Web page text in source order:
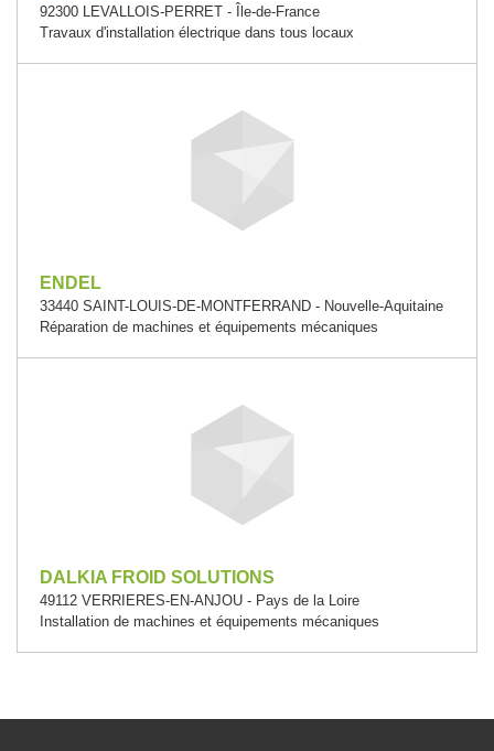
92300 LEVALLOIS-PERRET - Île-de-France
Travaux d'installation électrique dans tous locaux
ENDEL
33440 SAINT-LOUIS-DE-MONTFERRAND - Nouvelle-Aquitaine
Réparation de machines et équipements mécaniques
DALKIA FROID SOLUTIONS
49112 VERRIERES-EN-ANJOU - Pays de la Loire
Installation de machines et équipements mécaniques